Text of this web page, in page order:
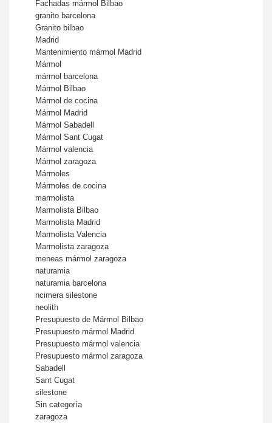
Fachadas mármol Bilbao
granito barcelona
Granito bilbao
Madrid
Mantenimiento mármol Madrid
Mármol
mármol barcelona
Mármol Bilbao
Mármol de cocina
Mármol Madrid
Mármol Sabadell
Mármol Sant Cugat
Mármol valencia
Mármol zaragoza
Mármoles
Mármoles de cocina
marmolista
Marmolista Bilbao
Marmolista Madrid
Marmolista Valencia
Marmolista zaragoza
meneas mármol zaragoza
naturamia
naturamia barcelona
ncimera silestone
neolith
Presupuesto de Mármol Bilbao
Presupuesto mármol Madrid
Presupuesto mármol valencia
Presupuesto mármol zaragoza
Sabadell
Sant Cugat
silestone
Sin categoría
zaragoza